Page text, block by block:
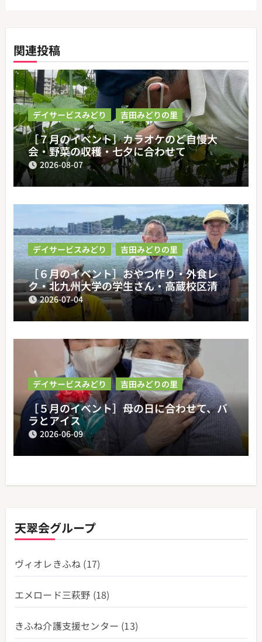
シ
ョ
ン
関連投稿
デイサービスみどり 吉田みどりの里
［７月のイベント］カラオケのど自慢大
会・野菜の収穫・七夕に合わせて
2026-08-07
デイサービスみどり 吉田みどりの里
［６月のイベント］おやつ作り・外食レ
ク・北九州大学の学生さん・高蔵校区清掃
活動2026-07-04
デイサービスみどり 吉田みどりの里
［５月のイベント］母の日に合わせて、バ
ラとアイス
2026-06-09
天翠会グループ
ヴィオレきふね (17)
エメロード三萩野 (18)
きふね介護支援センター (13)